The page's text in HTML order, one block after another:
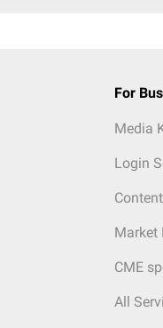
For
Media
Login
Market
CME
All